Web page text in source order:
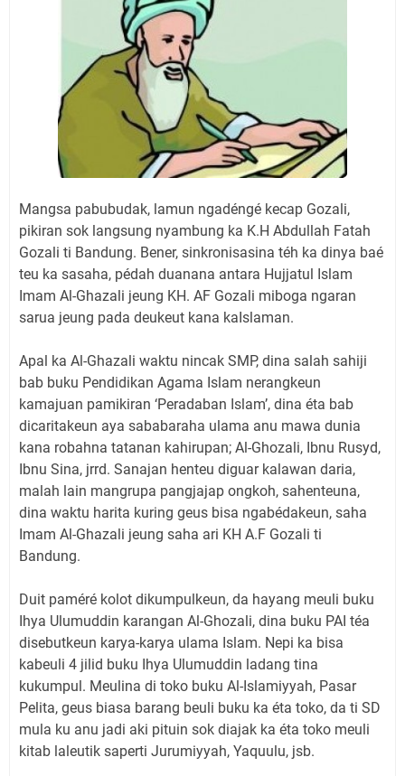
Mangsa pabubudak, lamun ngadéngé kecap Gozali,
pikiran sok langsung nyambung ka K.H Abdullah Fatah
Gozali ti Bandung. Bener, sinkronisasina téh ka dinya baé
teu ka sasaha, pédah duanana antara Hujjatul Islam
Imam Al-Ghazali jeung KH. AF Gozali miboga ngaran
sarua jeung pada deukeut kana kaIslaman.
Apal ka Al-Ghazali waktu nincak SMP, dina salah sahiji
bab buku Pendidikan Agama Islam nerangkeun
kamajuan pamikiran ‘Peradaban Islam’, dina éta bab
dicaritakeun aya sababaraha ulama anu mawa dunia
kana robahna tatanan kahirupan; Al-Ghozali, Ibnu Rusyd,
Ibnu Sina, jrrd. Sanajan henteu diguar kalawan daria,
malah lain mangrupa pangjajap ongkoh, sahenteuna,
dina waktu harita kuring geus bisa ngabédakeun, saha
Imam Al-Ghazali jeung saha ari KH A.F Gozali ti
Bandung.
Duit paméré kolot dikumpulkeun, da hayang meuli buku
Ihya Ulumuddin karangan Al-Ghozali, dina buku PAI téa
disebutkeun karya-karya ulama Islam. Nepi ka bisa
kabeuli 4 jilid buku Ihya Ulumuddin ladang tina
kukumpul. Meulina di toko buku Al-Islamiyyah, Pasar
Pelita, geus biasa barang beuli buku ka éta toko, da ti SD
mula ku anu jadi aki pituin sok diajak ka éta toko meuli
kitab laleutik saperti Jurumiyyah, Yaquulu, jsb.